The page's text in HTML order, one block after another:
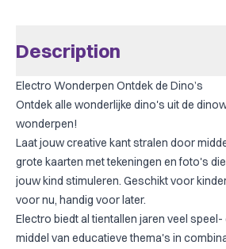
Description
Electro Wonderpen Ontdek de Dino’s
Ontdek alle wonderlijke dino's uit de
wonderpen!
Laat jouw creative kant stralen door
grote kaarten met tekeningen en foto's
jouw kind stimuleren. Geschikt voor
voor nu, handig voor later.
Electro biedt al tientallen jaren veel
middel van educatieve thema's in